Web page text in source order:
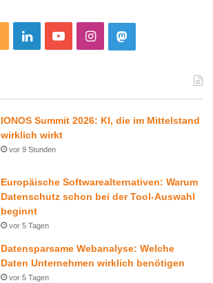
L
k
e
I
n
T
e
I
t
r
m
t
o
IONOS Summit 2026: KI, die im Mittelstand
wirklich wirkt
vor 9 Stunden
Europäische Softwarealternativen: Warum
Datenschutz schon bei der Tool-Auswahl
beginnt
vor 5 Tagen
Datensparsame Webanalyse: Welche
Daten Unternehmen wirklich benötigen
vor 5 Tagen